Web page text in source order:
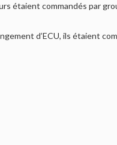
étaient commandés par
d’ECU, ils étaient